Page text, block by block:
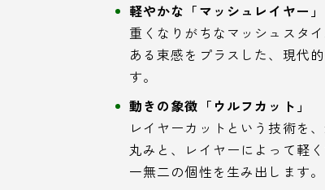
軽やかな「マッシュレイヤー」
重くなりがちなマッシュスタ
ある束感をプラスした、現代
す。
動きの象徴「ウルフカット」
レイヤーカットという技術を
丸みと、レイヤーによって軽
一無二の個性を生み出します。